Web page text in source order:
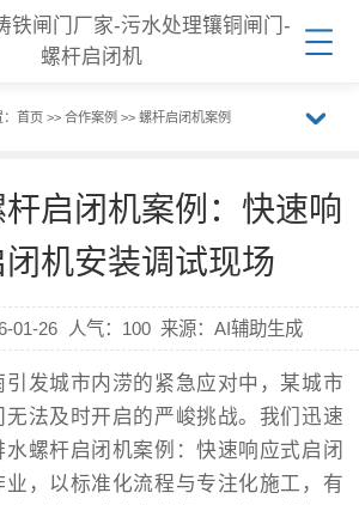
菜
首页 >> 合作案例 >> 螺杆启闭机案例
开
目
导
航
启闭机案例：快速响
机安装调试现场
01-26 人气： 100 来源：AI辅助生成
发城市内涝的紧急应对中，某城市
法及时开启的严峻挑战。我们迅速
螺杆启闭机案例：快速响应式启闭
，以标准化流程与专注化施工，有